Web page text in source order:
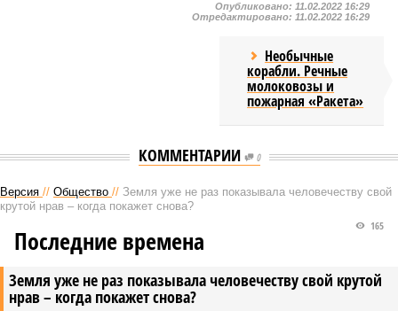
Опубликовано: 11.02.2022 16:29
Отредактировано: 11.02.2022 16:29
Необычные
корабли. Речные
молоковозы и
пожарная «Ракета»
КОММЕНТАРИИ 0
Версия // Общество // Земля уже не раз показывала человечеству свой
крутой нрав – когда покажет снова?
Земля уже не раз показывала человечеству свой крутой
нрав – когда покажет снова?
165
Последние времена